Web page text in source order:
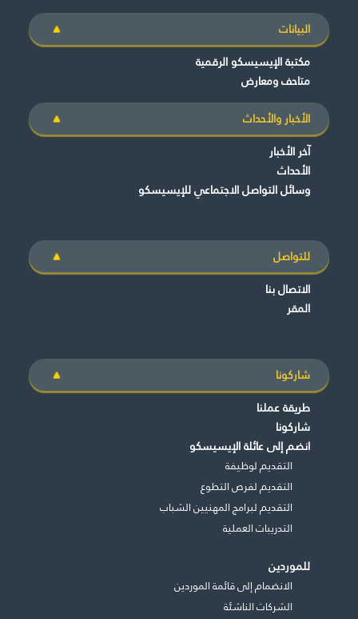
البيانات
مكتبة الإيسيسكو الرقمية
متاحف ومعارض
الأخبار والأحداث
آخر الأخبار
الأحداث
وسائل التواصل الاجتماعي للإيسيسكو
للتواصل
الاتصال بنا
المقر
شاركونا
طريقة عملنا
شاركونا
انضم إلى عائلة الإيسيسكو
التقديم لوظيفة
التقديم لفرص التطوع
التقديم لبرامج المهنيين الشباب
التدريبات العملية
للموردين
الانضمام إلى قائمة الموردين
الشركات الناشئة